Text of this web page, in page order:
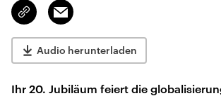
Link
kopieren/teilen
Email
Audio herunterladen
Ihr 20. Jubiläum feiert die